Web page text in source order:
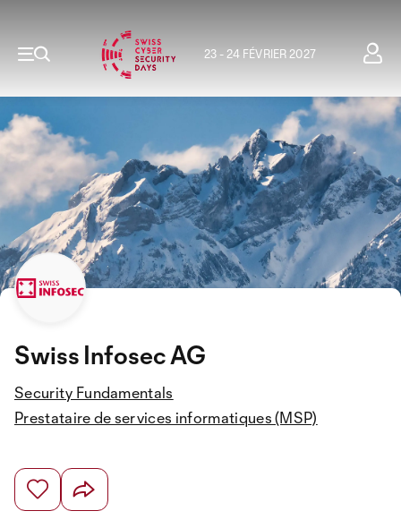
23 - 24 FÉVRIER 2027
Swiss Infosec AG
Security Fundamentals
Prestataire de services informatiques (MSP)